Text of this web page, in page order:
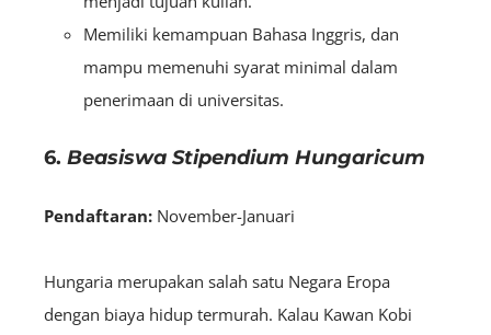
Memiliki kemampuan Bahasa Inggris, dan
mampu memenuhi syarat minimal dalam
penerimaan di universitas.
6. Beasiswa Stipendium Hungaricum
Pendaftaran: November-Januari
Hungaria merupakan salah satu Negara Eropa
dengan biaya hidup termurah. Kalau Kawan Kobi